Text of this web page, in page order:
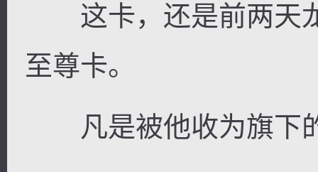
这卡，还是前两天
至尊卡。
凡是被他收为旗下